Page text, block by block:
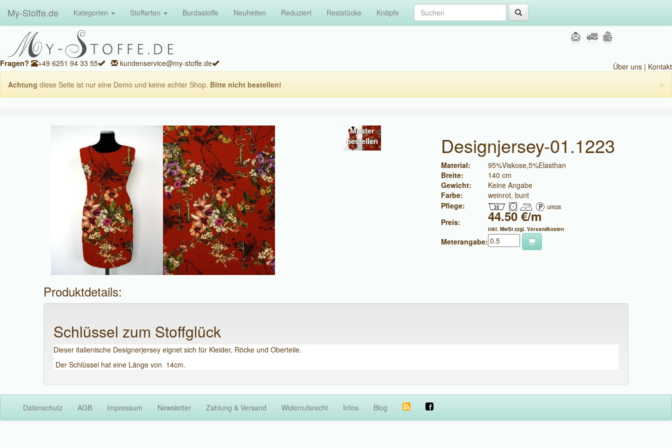
My-Stoffe.de Kategorien Stoffarten Burdastoffe Neuheiten Reduziert Reststücke Knöpfe
Fragen? +49 6251 94 33 55 kundenservice@my-stoffe.de Über uns | Kontakt
×
Achtung diese Seite ist nur eine Demo und keine echter Shop. Bitte nicht bestellen!
Muster
bestellen
Designjersey-01.1223
Material:
95%Viskose,5%Elasthan
Breite:
140 cm
Gewicht:
Keine Angabe
Farbe:
weinrot, bunt
Pflege:
Legende
Preis: 44.50 €/m
inkl. MwSt zzgl. Versandkosten
Meterangabe:
Produktdetails:
Schlüssel zum Stoffglück
Dieser italienische Designerjersey eignet sich für Kleider, Röcke und Oberteile.
Der Schlüssel hat eine Länge von 14cm.
Datenschutz AGB Impressum Newsletter Zahlung & Versand Widerrufsrecht Infos Blog